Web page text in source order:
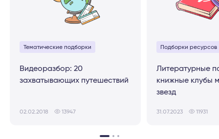
Тематические подборки
Видеоразбор: 20
захватывающих путешествий
02.02.2018 13947
Подборки ресурсов
Литературные
книжные клубы
звезд
31.07.2023 11931